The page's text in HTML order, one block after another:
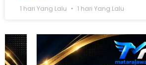
1 hari Yang Lalu 1 hari Yang Lalu